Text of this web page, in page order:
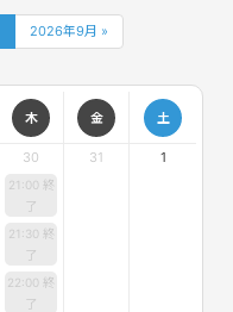
2026年9月 »
木 金 土
30
21:00 終
了
21:30 終
了
22:00 終
了
31 1